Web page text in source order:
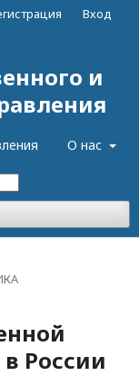
и
О нас
Вход
России